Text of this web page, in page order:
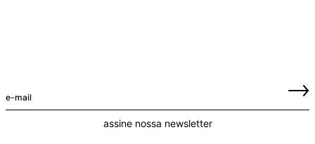
assine nossa newsletter